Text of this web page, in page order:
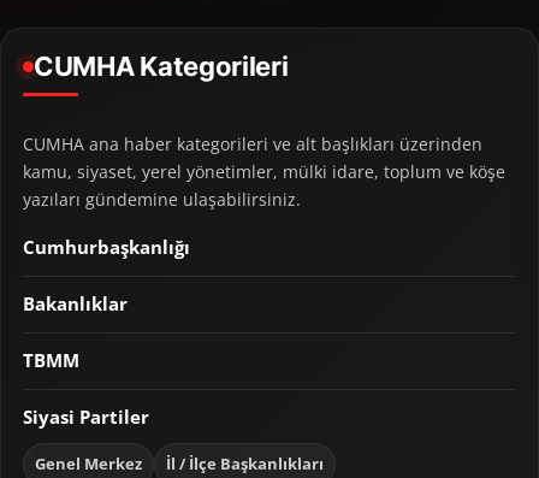
CUMHA Kategorileri
CUMHA ana haber kategorileri ve alt başlıkları üzerinden
kamu, siyaset, yerel yönetimler, mülki idare, toplum ve köşe
yazıları gündemine ulaşabilirsiniz.
Cumhurbaşkanlığı
Bakanlıklar
TBMM
Siyasi Partiler
Genel Merkez İl / İlçe Başkanlıkları